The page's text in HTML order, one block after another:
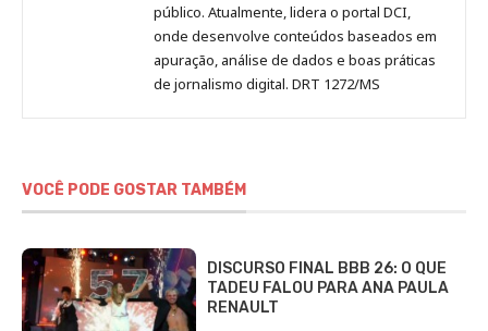
público. Atualmente, lidera o portal DCI,
onde desenvolve conteúdos baseados em
apuração, análise de dados e boas práticas
de jornalismo digital. DRT 1272/MS
VOCÊ PODE GOSTAR TAMBÉM
DISCURSO FINAL BBB 26: O QUE
TADEU FALOU PARA ANA PAULA
RENAULT